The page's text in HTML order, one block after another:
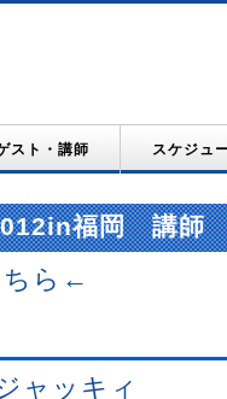
スト・講師 スケジュ
福岡 講師
ちら←
ャッキィ